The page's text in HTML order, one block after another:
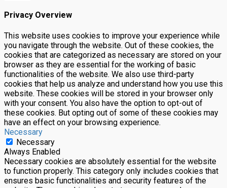
Privacy Overview
This website uses cookies to improve your experience while
you navigate through the website. Out of these cookies, the
cookies that are categorized as necessary are stored on your
browser as they are essential for the working of basic
functionalities of the website. We also use third-party
cookies that help us analyze and understand how you use this
website. These cookies will be stored in your browser only
with your consent. You also have the option to opt-out of
these cookies. But opting out of some of these cookies may
have an effect on your browsing experience.
Necessary
Necessary
Always Enabled
Necessary cookies are absolutely essential for the website
to function properly. This category only includes cookies that
ensures basic functionalities and security features of the